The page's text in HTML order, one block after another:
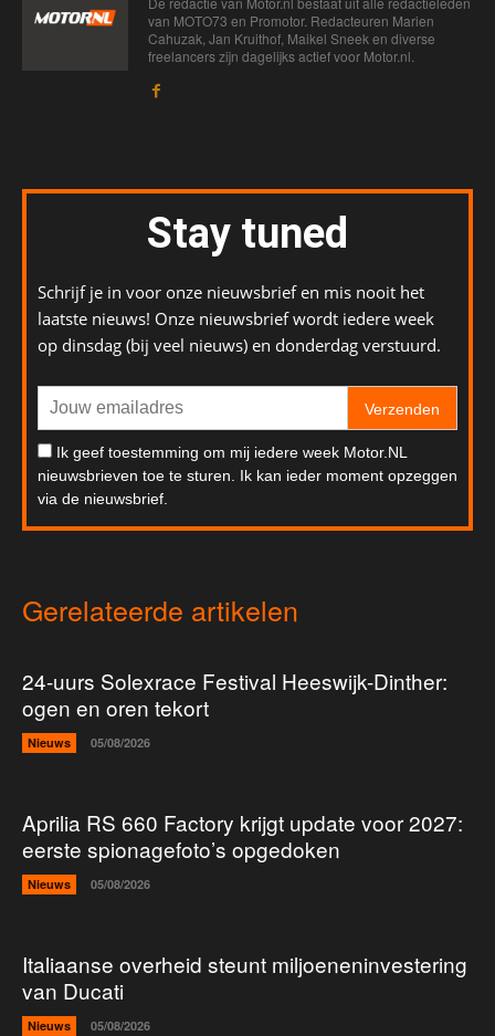
van MOTO73 en Promotor. Redacteuren Marien
Cahuzak, Jan Kruithof, Maikel Sneek en diverse
freelancers zijn dagelijks actief voor Motor.nl.
Stay tuned
Schrijf je in voor onze nieuwsbrief en mis nooit het
laatste nieuws! Onze nieuwsbrief wordt iedere week
op dinsdag (bij veel nieuws) en donderdag verstuurd.
Verzenden
Ik geef toestemming om mij iedere week Motor.NL
nieuwsbrieven toe te sturen. Ik kan ieder moment opzeggen
via de nieuwsbrief.
Gerelateerde artikelen
24-uurs Solexrace Festival Heeswijk-Dinther:
ogen en oren tekort
Nieuws 05/08/2026
Aprilia RS 660 Factory krijgt update voor 2027:
eerste spionagefoto’s opgedoken
Nieuws 05/08/2026
Italiaanse overheid steunt miljoeneninvestering
van Ducati
Nieuws 05/08/2026